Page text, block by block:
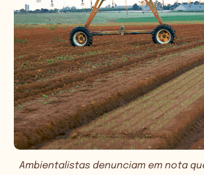
Ambientalistas denunciam em nota